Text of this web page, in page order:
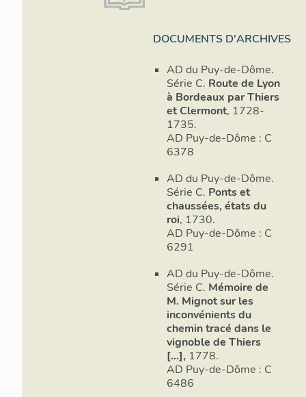
l’extérieur,
Etienne et
précédent,
ouest vers
troisième,
nous
en notre
enceintes
tracés sont
donnent
exemple le
mesure de
s’appuyer
dans le
DOCUMENTS D'ARCHIVES
AD du Puy-de-Dôme.
Série C. Route de Lyon
à Bordeaux par Thiers
et Clermont, 1728-
1735.
AD Puy-de-Dôme : C
6378
AD du Puy-de-Dôme.
Série C. Ponts et
chaussées, états du
roi, 1730.
AD Puy-de-Dôme : C
6291
AD du Puy-de-Dôme.
Série C. Mémoire de
M. Mignot sur les
inconvénients du
chemin tracé dans le
vignoble de Thiers
[...], 1778.
AD Puy-de-Dôme : C
6486